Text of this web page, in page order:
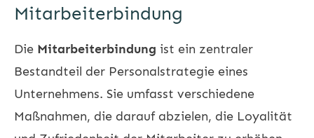
Mitarbeiterbindung
Die Mitarbeiterbindung ist ein zentraler
Bestandteil der Personalstrategie eines
Unternehmens. Sie umfasst verschiedene
Maßnahmen, die darauf abzielen, die Loyalität